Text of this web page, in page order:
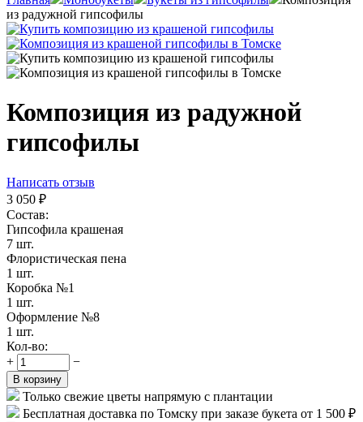
из радужной гипсофилы
Композиция из радужной
гипсофилы
Написать отзыв
3 050 ₽
Состав:
Гипсофила крашеная
7 шт.
Флористическая пена
1 шт.
Коробка №1
1 шт.
Оформление №8
1 шт.
Кол-во:
+
−
В корзину
Только свежие цветы напрямую с плантации
Бесплатная доставка по Томску при заказе букета от 1 500 ₽